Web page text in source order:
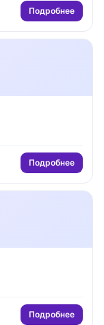
Подробнее
Подробнее
Подробнее